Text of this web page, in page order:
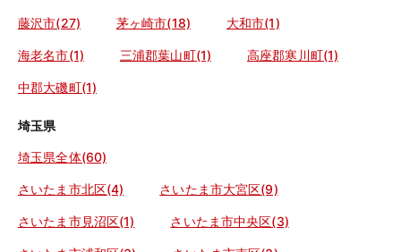
藤沢市(27) 茅ヶ崎市(18) 大和市(1)
海老名市(1) 三浦郡葉山町(1) 高座郡寒川町(1)
中郡大磯町(1)
埼玉県
埼玉県全体(60)
さいたま市北区(4) さいたま市大宮区(9)
さいたま市見沼区(1) さいたま市中央区(3)